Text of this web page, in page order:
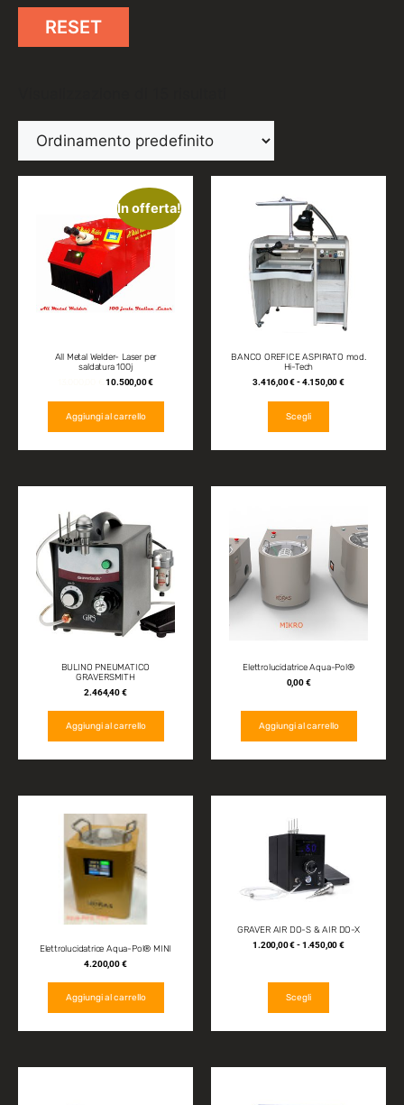
RESET
In offerta!
All Metal Welder- Laser per
saldatura 100j
10.500,00€
Aggiungi al carrello
BANCO OREFICE ASPIRATO mod.
Hi-Tech
3.416,00€-4.150,00€
Scegli
BULINO PNEUMATICO
GRAVERSMITH
2.464,40€
Aggiungi al carrello
Elettrolucidatrice Aqua-Pol®
0,00€
Aggiungi al carrello
Elettrolucidatrice Aqua-Pol® MINI
4.200,00€
Aggiungi al carrello
GRAVER AIR DO-S & AIR DO-X
1.200,00€-1.450,00€
Scegli